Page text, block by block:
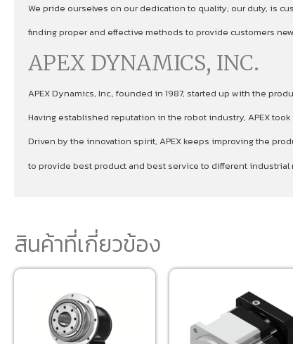
We pride ourselves on our dedication to quality; our duty, is
finding proper and effective methods to provide customers
APEX DYNAMICS, INC.
APEX Dynamics, Inc., founded in 1987, started up with the
Having established reputation in the robot industry, APEX
Driven by the innovation spirit, APEX keeps improving the
to provide best product and best service to different
สินค้าที่เกี่ยวข้อง